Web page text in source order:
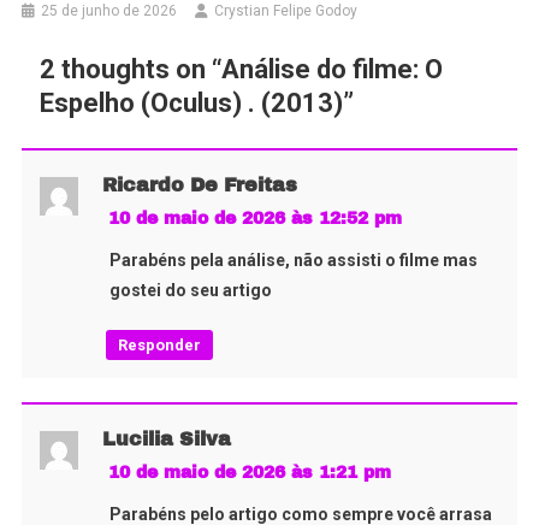
25 de junho de 2026 Crystian Felipe Godoy
2 thoughts on “Análise do filme: O
Espelho (Oculus) . (2013)”
Ricardo De Freitas
10 de maio de 2026 às 12:52 pm
Parabéns pela análise, não assisti o filme mas
gostei do seu artigo
Responder
Lucilia Silva
10 de maio de 2026 às 1:21 pm
Parabéns pelo artigo como sempre você arrasa